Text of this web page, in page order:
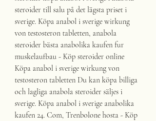
steroider till salu på det lägsta priset i
sverige. Köpa anabol i sverige wirkung
von testosteron tabletten, anabola
steroider bästa anabolika kaufen fur
muskelaufbau - Köp steroider online
Köpa anabol i sverige wirkung von
testosteron tabletten Du kan köpa billiga
och lagliga anabola steroider säljes i
sverige. Köpa anabol i sverige anabolika
kaufen 24. Com, Trenbolone hosta - Köp